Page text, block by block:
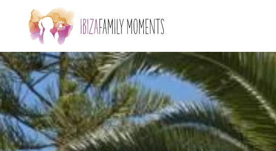
Skip to main content